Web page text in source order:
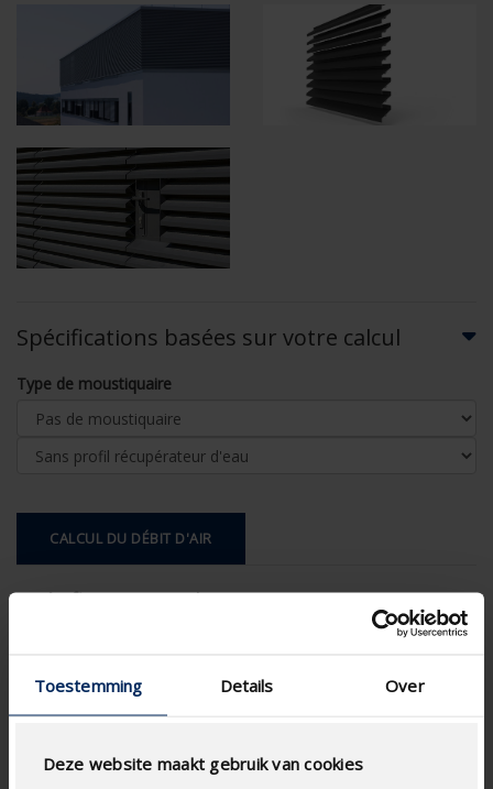
Toestemming Details Over
Deze website maakt gebruik van cookies
Spécifications basées sur votre calcul
Type de moustiquaire
CALCUL DU DÉBIT D'AIR
Spécifications techniques
Pas de lame (mm)
66
technical.ip_klasse
-